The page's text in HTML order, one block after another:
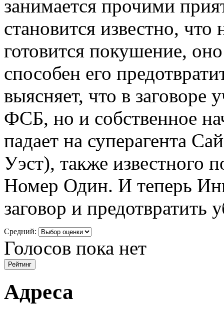
занимается прочими
становится известно,
готовится покушение,
способен его
выясняет, что в
ФСБ, но и собственное
падает на суперагента
Уэст), также известного
Номер Один. И теперь
заговор и предотвратить
Средний:
Голосов пока нет
Адреса